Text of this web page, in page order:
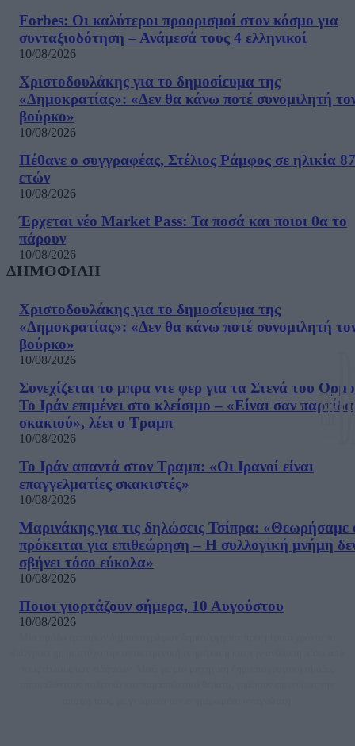
Forbes: Οι καλύτεροι προορισμοί στον κόσμο για
συνταξιοδότηση – Ανάμεσά τους 4 ελληνικοί
10/08/2026
Χριστοδουλάκης για το δημοσίευμα της
«Δημοκρατίας»: «Δεν θα κάνω ποτέ συνομιλητή
βούρκο»
10/08/2026
Πέθανε ο συγγραφέας, Στέλιος Ράμφος σε ηλικία 87
ετών
10/08/2026
Έρχεται νέο Market Pass: Τα ποσά και ποιοι θα το
πάρουν
10/08/2026
ΔΗΜΟΦΙΛΗ
Χριστοδουλάκης για το δημοσίευμα της
«Δημοκρατίας»: «Δεν θα κάνω ποτέ συνομιλητή
βούρκο»
10/08/2026
Συνεχίζεται το μπρα ντε φερ για τα Στενά του
Το Ιράν επιμένει στο κλείσιμο – «Είναι σαν παρτίδα
σκακιού», λέει ο Τραμπ
10/08/2026
Το Ιράν απαντά στον Τραμπ: «Οι Ιρανοί είναι
επαγγελματίες σκακιστές»
10/08/2026
Μαρινάκης για τις δηλώσεις Τσίπρα: «Θεωρήσαμε
πρόκειται για επιθεώρηση – Η συλλογική μνήμη
σβήνει τόσο εύκολα»
10/08/2026
Ποιοι γιορτάζουν σήμερα, 10 Αυγούστου
10/08/2026